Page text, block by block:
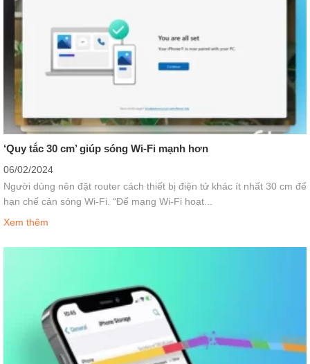
‘Quy tắc 30 cm’ giúp sóng Wi-Fi mạnh hơn
06/02/2024
Người dùng nên đặt router cách thiết bị điện tử khác ít nhất 30 cm để
hạn chế cản sóng Wi-Fi. “Để mạng Wi-Fi hoạt...
Xem thêm